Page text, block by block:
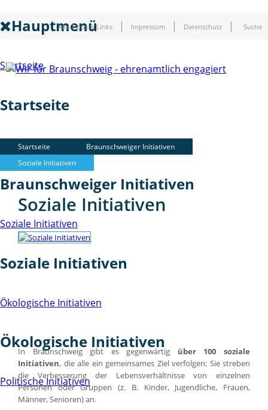
Alle Tipps & Links Impressum Datenschutz Suche
Hauptmenü
Startseite
Startseite
Braunschweiger Initiativen
Braunschweiger Initiativen
Soziale Initiativen
Soziale Initiativen
Ökologische Initiativen
Ökologische Initiativen
Politische Initiativen
Startseite
Braunschweiger Initiativen
Soziale Initiativen
Soziale Initiativen
In Braunschweig gibt es gegenwärtig über 100 soziale
Initiativen, die alle ein gemeinsames Ziel verfolgen: Sie streben
die Verbesserung der Lebensverhältnisse von einzelnen
Personen oder Gruppen (z. B. Kinder, Jugendliche, Frauen,
Männer, Senioren) an.